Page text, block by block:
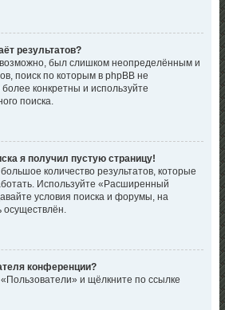
результатов?
был слишком неопределённым и
поиск по которым в phpBB не
конкретны и используйте
поиска.
я получил пустую страницу!
количество результатов, которые
Используйте «Расширенный
условия поиска и форумы, на
осуществлён.
конференции?
и щёлкните по ссылке